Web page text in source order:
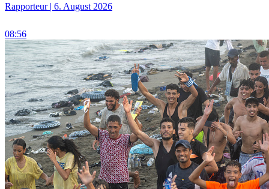
Rapporteur | 6. August 2026
08:56